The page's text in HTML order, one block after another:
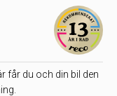
får du och din bil den